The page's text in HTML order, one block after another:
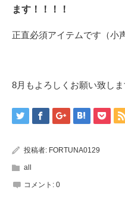
ます！！！！
正直必須アイテムです（小
8月もよろしくお願い致しま
投稿者: FORTUNA0129
all
コメント: 0